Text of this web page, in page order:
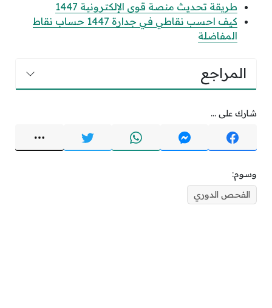
طريقة تحديث منصة قوى الإلكترونية 1447
كيف احسب نقاطي في جدارة 1447 حساب نقاط
المفاضلة
المراجع
شارك على ...
وسوم:
الفحص الدوري